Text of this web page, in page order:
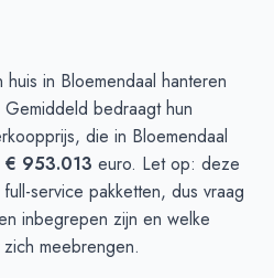
in Bloemendaal hanteren
bedraagt hun
die in Bloemendaal
€ 953.013 euro. Let op: deze
service pakketten, dus vraag
inbegrepen zijn en welke
meebrengen.